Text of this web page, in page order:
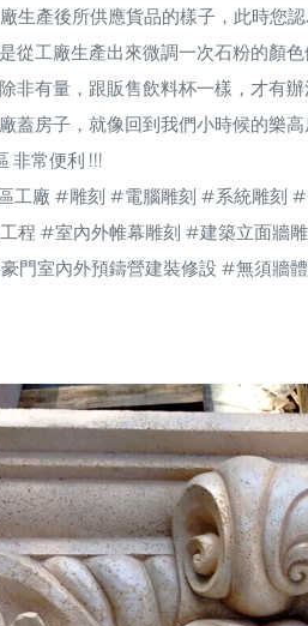
生產後所供應貨品的樣子，此時您
從工廠生產出來微調一次石粉的顏
非有量，跟販售飲料杯一樣，才有
蓋房子，就像回到我們小時候的樂
非常便利 !!!
工廠 #雕刻 #電腦雕刻 #系統雕刻
程 #室內外帷幕雕刻 #建築立面
室內外預鑄營建裝修設 #無須牆